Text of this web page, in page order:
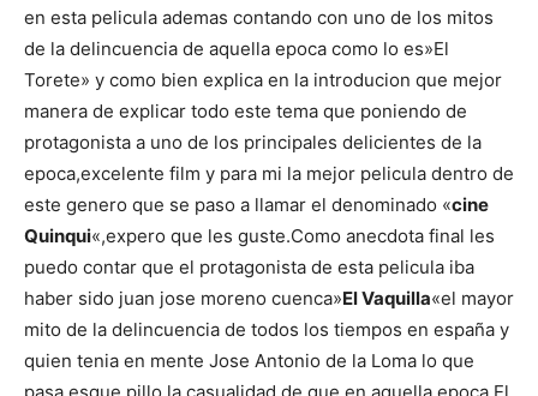
–
Fotos
de
Cachorros
en esta pelicula ademas contando con uno de los mitos
de la delincuencia de aquella epoca como lo es»El
Torete» y como bien explica en la introducion que mejor
manera de explicar todo este tema que poniendo de
protagonista a uno de los principales delicientes de la
epoca,excelente film y para mi la mejor pelicula dentro de
este genero que se paso a llamar el denominado «cine
Quinqui«,expero que les guste.Como anecdota final les
puedo contar que el protagonista de esta pelicula iba
haber sido juan jose moreno cuenca»El Vaquilla«el mayor
mito de la delincuencia de todos los tiempos en españa y
quien tenia en mente Jose Antonio de la Loma lo que